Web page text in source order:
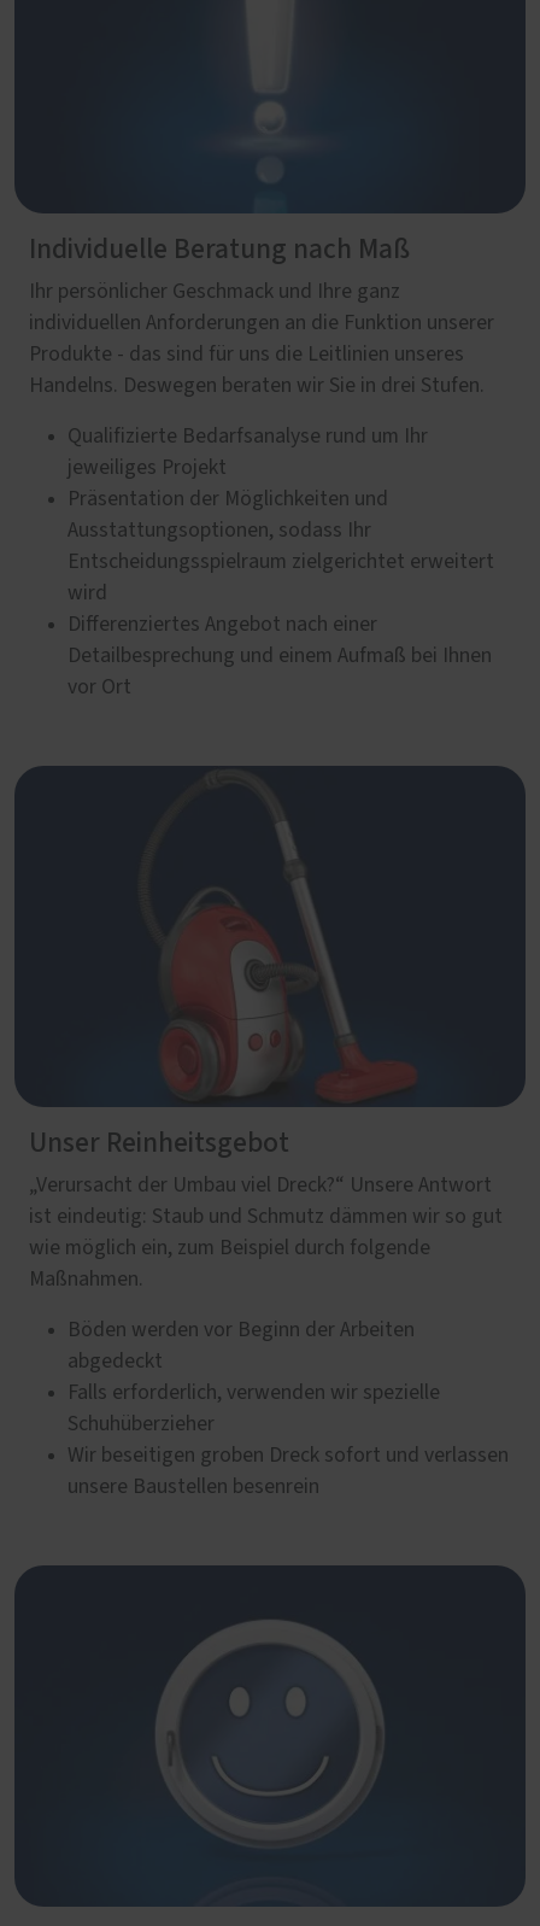
Individuelle Beratung nach Maß
Ihr persönlicher Geschmack und Ihre ganz
individuellen Anforderungen an die Funktion unserer
Produkte - das sind für uns die Leitlinien unseres
Handelns. Deswegen beraten wir Sie in drei Stufen.
Qualifizierte Bedarfsanalyse rund um Ihr
jeweiliges Projekt
Präsentation der Möglichkeiten und
Ausstattungsoptionen, sodass Ihr
Entscheidungsspielraum zielgerichtet erweitert
wird
Differenziertes Angebot nach einer
Detailbesprechung und einem Aufmaß bei Ihnen
vor Ort
Unser Reinheitsgebot
„Verursacht der Umbau viel Dreck?“ Unsere Antwort
ist eindeutig: Staub und Schmutz dämmen wir so gut
wie möglich ein, zum Beispiel durch folgende
Maßnahmen.
Böden werden vor Beginn der Arbeiten
abgedeckt
Falls erforderlich, verwenden wir spezielle
Schuhüberzieher
Wir beseitigen groben Dreck sofort und verlassen
unsere Baustellen besenrein